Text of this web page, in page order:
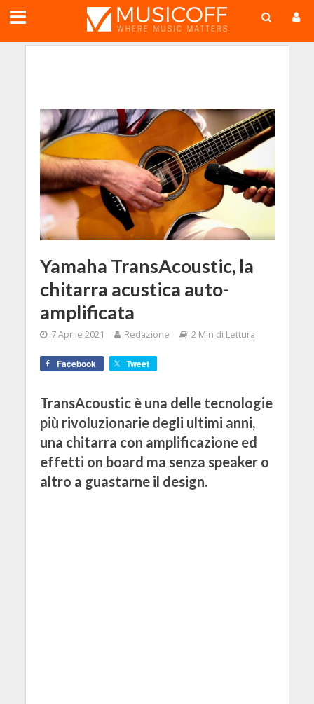
Yamaha TransAcoustic, la
chitarra acustica auto-
amplificata
7 Aprile 2021 Redazione 2 Min di Lettura
Facebook Tweet
TransAcoustic è una delle tecnologie
più rivoluzionarie degli ultimi anni,
una chitarra con amplificazione ed
effetti on board ma senza speaker o
altro a guastarne il design.